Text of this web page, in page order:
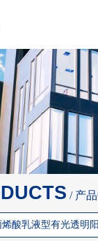
产
酸乳液型有光透明